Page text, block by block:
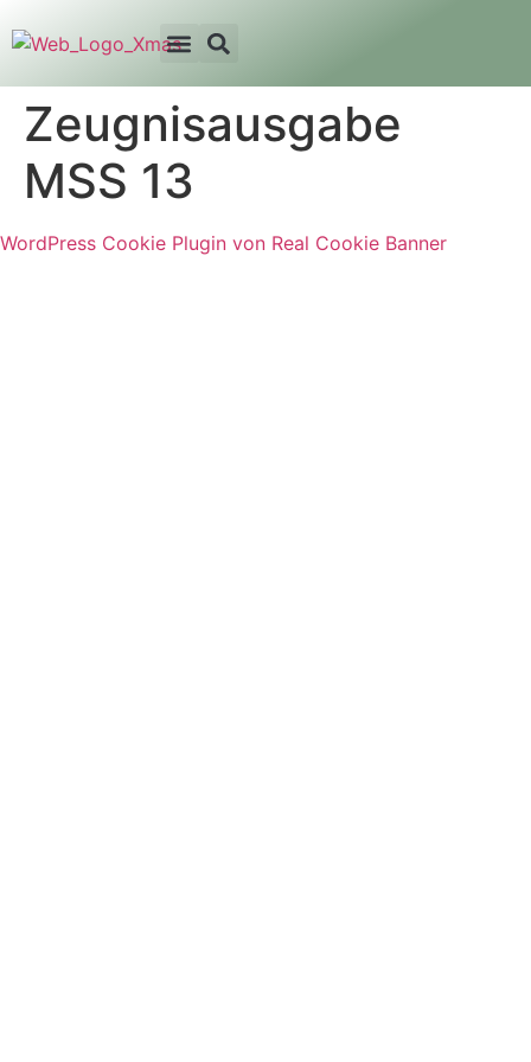
Zeugnisausgabe
MSS 13
WordPress Cookie Plugin von Real Cookie Banner